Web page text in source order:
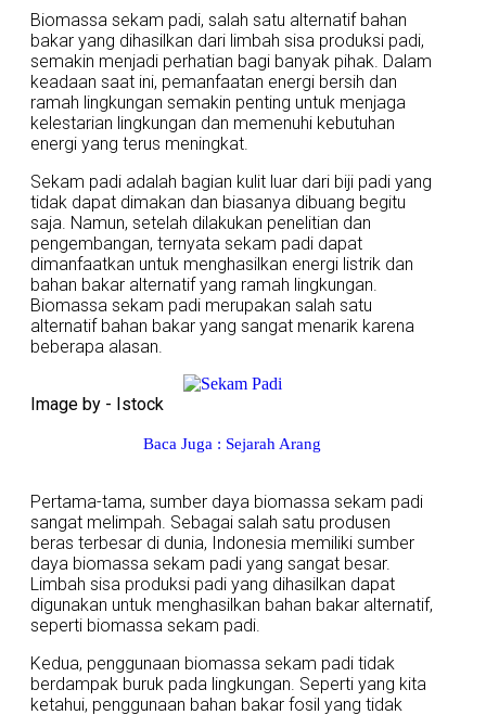
Biomassa sekam padi, salah satu alternatif bahan
bakar yang dihasilkan dari limbah sisa produksi padi,
semakin menjadi perhatian bagi banyak pihak. Dalam
keadaan saat ini, pemanfaatan energi bersih dan
ramah lingkungan semakin penting untuk menjaga
kelestarian lingkungan dan memenuhi kebutuhan
energi yang terus meningkat.
Sekam padi adalah bagian kulit luar dari biji padi yang
tidak dapat dimakan dan biasanya dibuang begitu
saja. Namun, setelah dilakukan penelitian dan
pengembangan, ternyata sekam padi dapat
dimanfaatkan untuk menghasilkan energi listrik dan
bahan bakar alternatif yang ramah lingkungan.
Biomassa sekam padi merupakan salah satu
alternatif bahan bakar yang sangat menarik karena
beberapa alasan.
Image by - Istock
Baca Juga : Sejarah Arang
Pertama-tama, sumber daya biomassa sekam padi
sangat melimpah. Sebagai salah satu produsen
beras terbesar di dunia, Indonesia memiliki sumber
daya biomassa sekam padi yang sangat besar.
Limbah sisa produksi padi yang dihasilkan dapat
digunakan untuk menghasilkan bahan bakar alternatif,
seperti biomassa sekam padi.
Kedua, penggunaan biomassa sekam padi tidak
berdampak buruk pada lingkungan. Seperti yang kita
ketahui, penggunaan bahan bakar fosil yang tidak